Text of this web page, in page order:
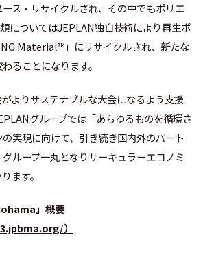
ス・リサイクルされ、その中でもポリエ
についてはJEPLAN独自技術により再⽣ポ
Material™」にリサイクルされ、新たな
ることになります。
よりサステナブルな大会になるよう支援
グループでは「あらゆるものを循環さ
実現に向けて、引き続き国内外のパート
ループ一丸となりサーキュラーエコノミ
ます。
」概要
）